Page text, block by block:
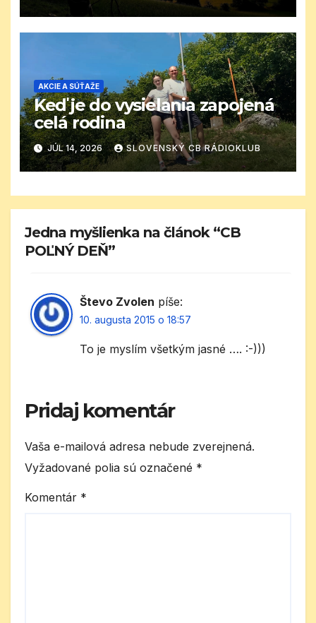
AKCIE A SÚŤAŽE
Keď je do vysielania zapojená
celá rodina
JÚL 14, 2026 SLOVENSKÝ CB RÁDIOKLUB
Jedna myšlienka na článok “CB
POĽNÝ DEŇ”
Števo Zvolen píše:
10. augusta 2015 o 18:57
To je myslím všetkým jasné …. :-)))
Pridaj komentár
Vaša e-mailová adresa nebude zverejnená.
Vyžadované polia sú označené *
Komentár *